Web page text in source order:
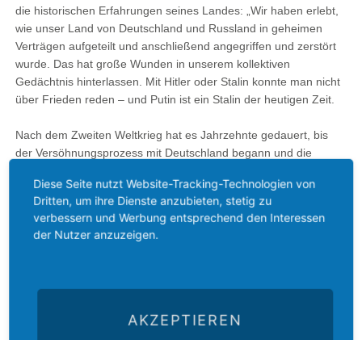
die historischen Erfahrungen seines Landes: „Wir haben erlebt,
wie unser Land von Deutschland und Russland in geheimen
Verträgen aufgeteilt und anschließend angegriffen und zerstört
wurde. Das hat große Wunden in unserem kollektiven
Gedächtnis hinterlassen. Mit Hitler oder Stalin konnte man nicht
über Frieden reden – und Putin ist ein Stalin der heutigen Zeit.
Nach dem Zweiten Weltkrieg hat es Jahrzehnte gedauert, bis
der Versöhnungsprozess mit Deutschland begann und die
nationalsozialistischen Verbrechen an uns Polen übernahm.
Russland aber hat sich bis heute nicht entschuldigt.
Polen hat viel Land verloren und hat immer wieder für seine
müssen, und sei es mit Waffengewalt und unter Einsatz unseres
Lebens. Auch Jesus Christus hat sein Blut vergossen, um uns
Diese Seite nutzt Website-Tracking-Technologien von
Dritten, um ihre Dienste anzubieten, stetig zu
verbessern und Werbung entsprechend den Interessen
der Nutzer anzuzeigen.
AKZEPTIEREN